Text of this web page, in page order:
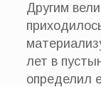
Другим
лет в
определил